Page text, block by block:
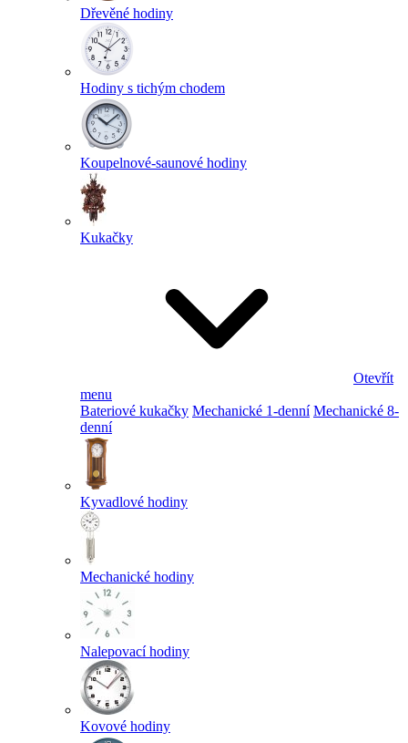
Dřevěné hodiny
Hodiny s tichým chodem
Koupelnové-saunové hodiny
Kukačky
Otevřít
menu
Bateriové kukačky Mechanické 1-denní Mechanické 8-
denní
Kyvadlové hodiny
Mechanické hodiny
Nalepovací hodiny
Kovové hodiny